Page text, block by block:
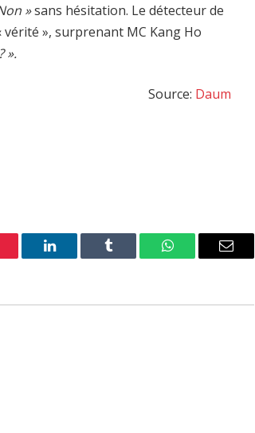
»sans hésitation. Le détecteur de
», surprenant MC Kang Ho
».
Source: Daum
LinkedIn Tumblr WhatsAppEmail